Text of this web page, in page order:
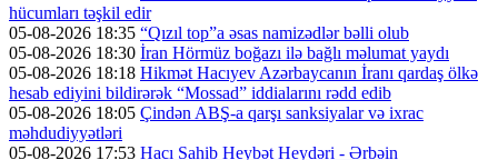
hücumları təşkil edir
05-08-2026 18:35 “Qızıl top”a əsas namizədlər bəlli olub
05-08-2026 18:30 İran Hörmüz boğazı ilə bağlı məlumat yaydı
05-08-2026 18:18 Hikmət Hacıyev Azərbaycanın İranı qardaş ölkə
hesab ediyini bildirərək “Mossad” iddialarını rədd edib
05-08-2026 18:05 Çindən ABŞ-a qarşı sanksiyalar və ixrac
məhdudiyyətləri
05-08-2026 17:53 Hacı Sahib Heybət Heydəri - Ərbəin